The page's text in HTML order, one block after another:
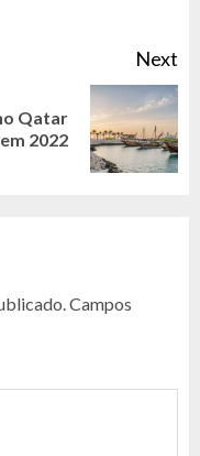
Next
Qatar
em 2022
Campos